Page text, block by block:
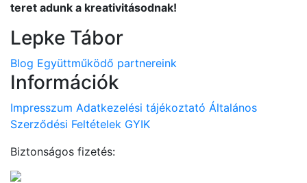
teret adunk a kreativitásodnak!
Lepke Tábor
Blog Együttműködő partnereink
Információk
Impresszum Adatkezelési tájékoztató Általános
Szerződési Feltételek GYIK
Biztonságos fizetés: